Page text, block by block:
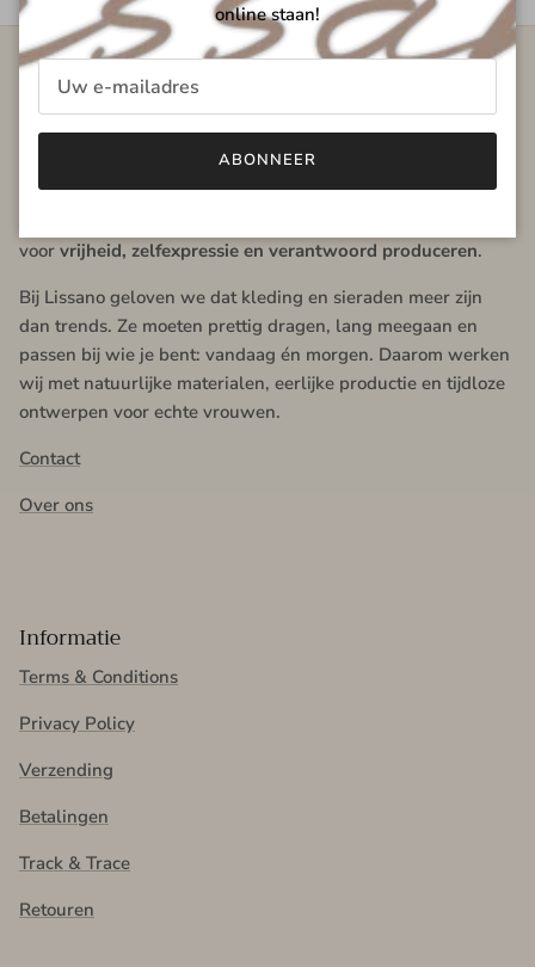
Lissano
Lissanois een lifestylemerk voor vrouwen die bewust
kiezen voor kwaliteit, comfort en stijl. Als overkoepelend
merk achterOrientique,One SummerenLissano
voor vrijheid, zelfexpressie en verantwoord produceren.
Bij Lissano geloven we dat kleding en sieraden meer zijn
dan trends. Ze moeten prettig dragen, lang meegaan en
passen bij wie je bent: vandaag én morgen. Daarom werken
wij met natuurlijke materialen, eerlijke productie en tijdloze
ontwerpen voor echte vrouwen.
Contact
Over ons
Informatie
Terms & Conditions
Privacy Policy
Verzending
Betalingen
Track & Trace
Retouren
online staan!
ABONNEER